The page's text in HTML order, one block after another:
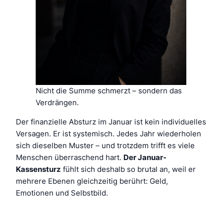
Nicht die Summe schmerzt – sondern das
Verdrängen.
Der finanzielle Absturz im Januar ist kein individuelles
Versagen. Er ist systemisch. Jedes Jahr wiederholen
sich dieselben Muster – und trotzdem trifft es viele
Menschen überraschend hart. Der Januar-
Kassensturz fühlt sich deshalb so brutal an, weil er
mehrere Ebenen gleichzeitig berührt: Geld,
Emotionen und Selbstbild.